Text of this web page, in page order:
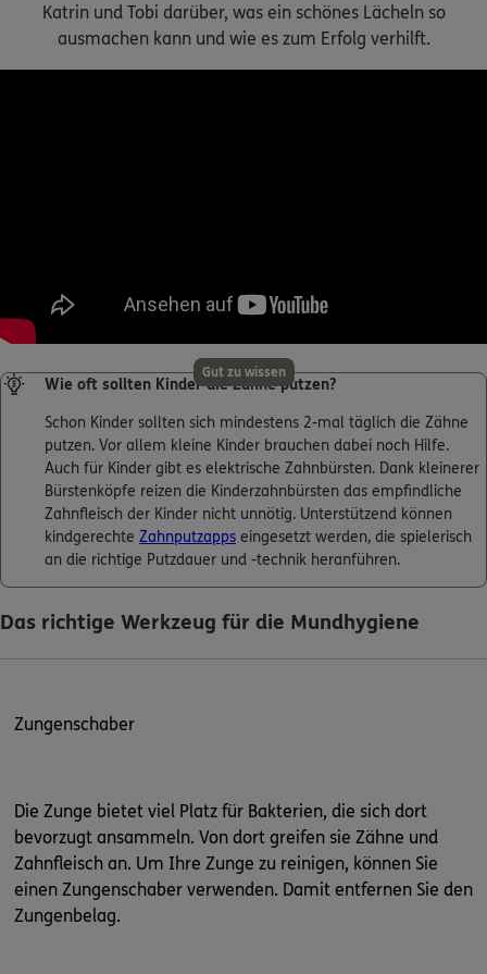
Katrin und Tobi darüber, was ein schönes Lächeln so
ausmachen kann und wie es zum Erfolg verhilft.
Gut zu wissen
Wie oft sollten Kinder die Zähne putzen?
Schon Kinder sollten sich mindestens 2-mal täglich die Zähne
putzen. Vor allem kleine Kinder brauchen dabei noch Hilfe.
Auch für Kinder gibt es elektrische Zahnbürsten. Dank kleinerer
Bürstenköpfe reizen die Kinderzahnbürsten das empfindliche
Zahnfleisch der Kinder nicht unnötig. Unterstützend können
kindgerechte Zahnputzapps eingesetzt werden, die spielerisch
an die richtige Putzdauer und -technik heranführen.
Das richtige Werkzeug für die Mundhygiene
Zungenschaber
Die Zunge bietet viel Platz für Bakterien, die sich dort
bevorzugt ansammeln. Von dort greifen sie Zähne und
Zahnfleisch an. Um Ihre Zunge zu reinigen, können Sie
einen Zungenschaber verwenden. Damit entfernen Sie den
Zungenbelag.